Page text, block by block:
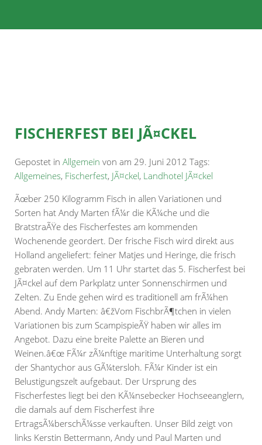
FISCHERFEST BEI JÃ¤CKEL
Gepostet in Allgemein von am 29. Juni 2012 Tags:
Allgemeines, Fischerfest, JÃ¤ckel, Landhotel JÃ¤ckel
Ãœber 250 Kilogramm Fisch in allen Variationen und
Sorten hat Andy Marten fÃ¼r die KÃ¼che und die
BratstraÃŸe des Fischerfestes am kommenden
Wochenende geordert. Der frische Fisch wird direkt aus
Holland angeliefert: feiner Matjes und Heringe, die frisch
gebraten werden. Um 11 Uhr startet das 5. Fischerfest bei
JÃ¤ckel auf dem Parkplatz unter Sonnenschirmen und
Zelten. Zu Ende gehen wird es traditionell am frÃ¼hen
Abend. Andy Marten: â€žVom FischbrÃ¶tchen in vielen
Variationen bis zum ScampispieÃŸ haben wir alles im
Angebot. Dazu eine breite Palette an Bieren und
Weinen.â€œ FÃ¼r zÃ¼nftige maritime Unterhaltung sorgt
der Shantychor aus GÃ¼tersloh. FÃ¼r Kinder ist ein
Belustigungszelt aufgebaut. Der Ursprung des
Fischerfestes liegt bei den KÃ¼nsebecker Hochseeanglern,
die damals auf dem Fischerfest ihre
ErtragsÃ¼berschÃ¼sse verkauften. Unser Bild zeigt von
links Kerstin Bettermann, Andy und Paul Marten und